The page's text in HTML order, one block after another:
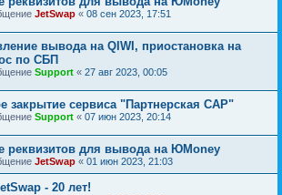
JetSwap « 08 сен 2023, 17:51
вывода на QIWI, приостановка на
по СБП
Support « 27 авг 2023, 00:05
закрытие сервиса "Партнерская САР"
Support « 07 июн 2023, 20:14
реквизитов для вывода на ЮMoney
JetSwap « 01 июн 2023, 21:03
- 20 лет!